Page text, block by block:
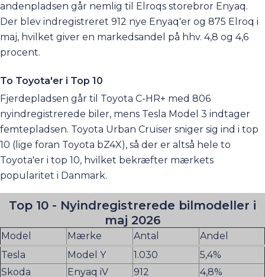
andenpladsen går nemlig til Elroqs storebror Enyaq.
Der blev indregistreret 912 nye Enyaq'er og 875 Elroq i
maj, hvilket giver en markedsandel på hhv. 4,8 og 4,6
procent.
To Toyota'er i Top 10
Fjerdepladsen går til Toyota C-HR+ med 806
nyindregistrerede biler, mens Tesla Model 3 indtager
femtepladsen. Toyota Urban Cruiser sniger sig ind i top
10 (lige foran Toyota bZ4X), så der er altså hele to
Toyota'er i top 10, hvilket bekræfter mærkets
popularitet i Danmark.
Top 10 - Nyindregistrerede bilmodeller i
maj 2026
Model Mærke Antal
Andel
Tesla
Model Y 1.030
5,4%
Skoda
Enyaq iV 912
4,8%